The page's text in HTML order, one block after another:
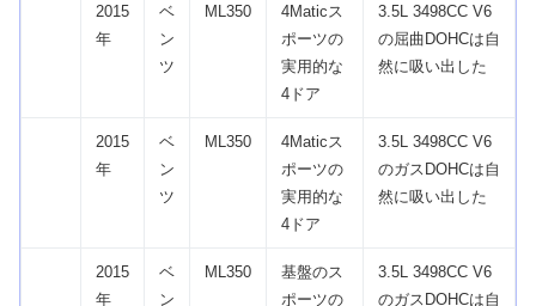
2015
年
ベ
ン
ツ
ML350
4Maticス
ポーツの
実用的な
4ドア
3.5L 3498CC V6
の屈曲DOHCは自
然に吸い出した
2015
年
ベ
ン
ツ
ML350
4Maticス
ポーツの
実用的な
4ドア
3.5L 3498CC V6
のガスDOHCは自
然に吸い出した
2015
年
ベ
ン
ML350
基盤のス
ポーツの
3.5L 3498CC V6
のガスDOHCは自